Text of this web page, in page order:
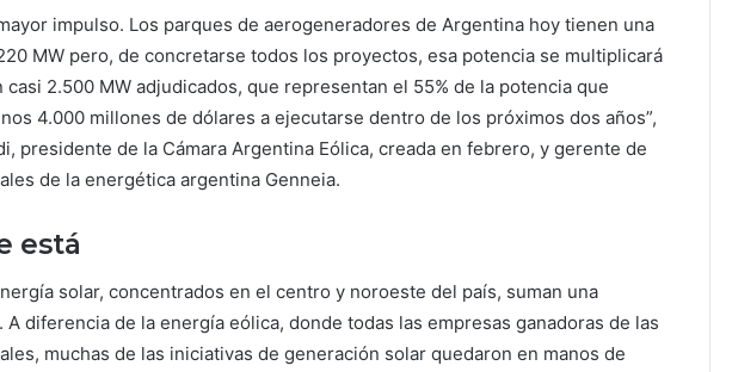
impulso. Los parques de aerogeneradores de Argentina hoy tienen una
MW pero, de concretarse todos los proyectos, esa potencia se multiplicará
casi 2.500 MW adjudicados, que representan el 55% de la potencia que
4.000 millones de dólares a ejecutarse dentro de los próximos dos años”,
presidente de la Cámara Argentina Eólica, creada en febrero, y gerente de
de la energética argentina Genneia.
está
solar, concentrados en el centro y noroeste del país, suman una
A diferencia de la energía eólica, donde todas las empresas ganadoras de las
muchas de las iniciativas de generación solar quedaron en manos de